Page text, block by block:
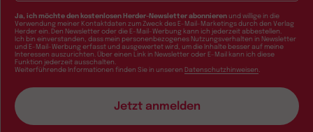
Ja, ich möchte den kostenlosen Herder-Newsletter abonnieren und willige in die
Verwendung meiner Kontaktdaten zum Zweck des E-Mail-Marketings durch den Verlag
Herder ein. Den Newsletter oder die E-Mail-Werbung kann ich jederzeit abbestellen.
Ich bin einverstanden, dass mein personenbezogenes Nutzungsverhalten in Newsletter
und E-Mail-Werbung erfasst und ausgewertet wird, um die Inhalte besser auf meine
Interessen auszurichten. Über einen Link in Newsletter oder E-Mail kann ich diese
Funktion jederzeit ausschalten.
Weiterführende Informationen finden Sie in unseren Datenschutzhinweisen